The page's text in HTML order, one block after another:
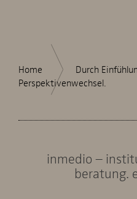
Home
Durch
Perspektivenwechsel.
inmedio –
beratung.